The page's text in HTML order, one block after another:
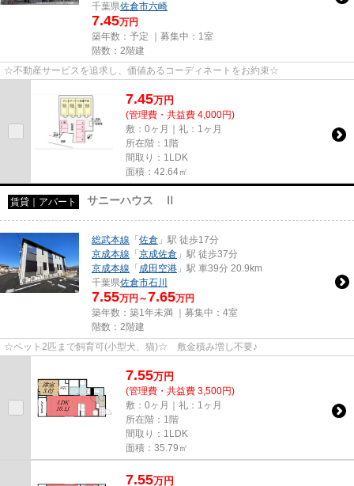
千葉県佐倉市六崎
7.45万円
築年数：予定 ｜募集中： 1室
階数：2階建
☆不動産サービスを追求し、価値あるコーディネートをお約束☆
7.45万円
(管理費・共益費 4,000円)
敷：0ヶ月｜礼：1ヶ月
所在階：1階
間取り：1LDK
面積：42.64㎡
賃貸｜アパート サニーハウス Ⅱ
総武本線 「 佐倉 」駅 徒歩17分
京成本線 「 京成佐倉 」駅 徒歩37分
京成本線 「 成田空港 」駅 車39分 20.9km
千葉県佐倉市石川
7.55万円～7.65万円
築年数：築1年未満 ｜募集中： 4室
階数：2階建
☆ペット2匹まで飼育可(小型犬、猫)☆ 敷金積み増し不要♪
7.55万円
(管理費・共益費 3,500円)
敷：0ヶ月｜礼：1ヶ月
所在階：1階
間取り：1LDK
面積：35.79㎡
7.55万円